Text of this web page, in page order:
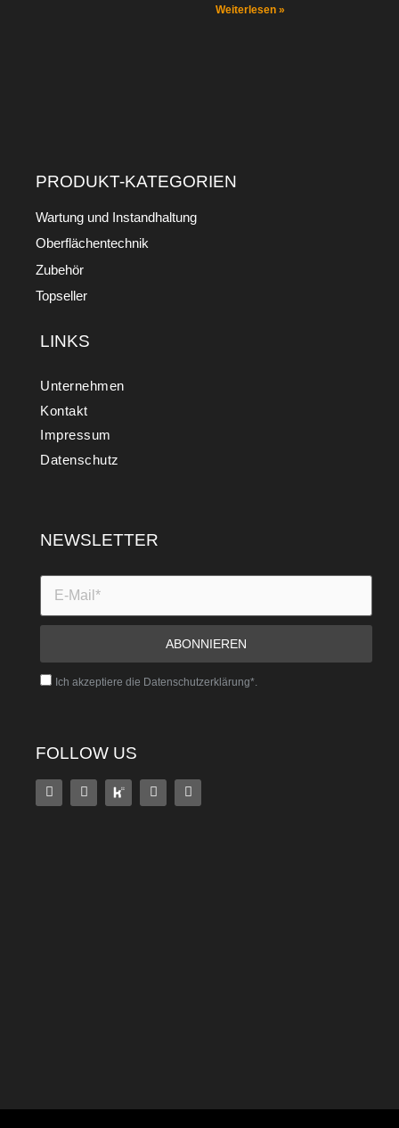
Weiterlesen »
PRODUKT-KATEGORIEN
Wartung und Instandhaltung
Oberflächentechnik
Zubehör
Topseller
LINKS
Unternehmen
Kontakt
Impressum
Datenschutz
NEWSLETTER
Ich akzeptiere die Datenschutzerklärung*.
FOLLOW US
100,60€